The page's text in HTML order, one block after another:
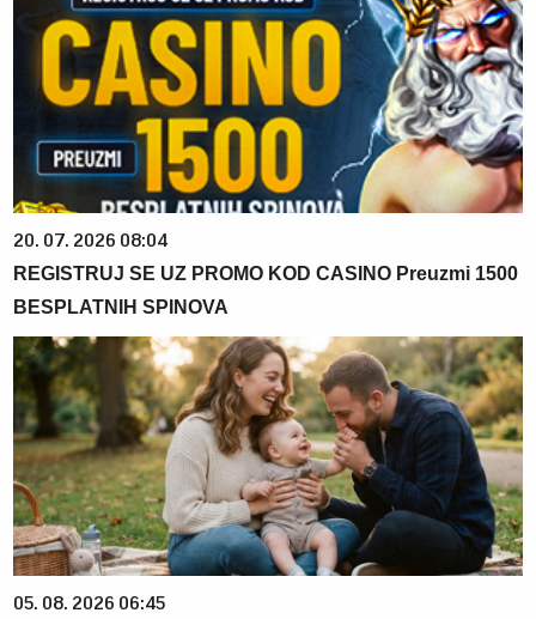
20. 07. 2026 08:04
REGISTRUJ SE UZ PROMO KOD CASINO Preuzmi 1500
BESPLATNIH SPINOVA
05. 08. 2026 06:45